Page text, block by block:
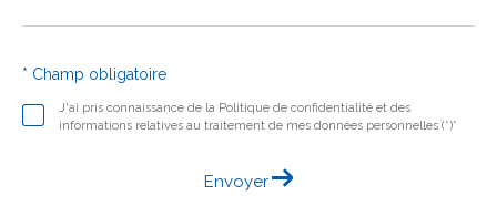
J'ai pris connaissance de la Politique de confidentialité et des
informations relatives au traitement de mes données personnelles (*)*
* Champ obligatoire
Envoyer